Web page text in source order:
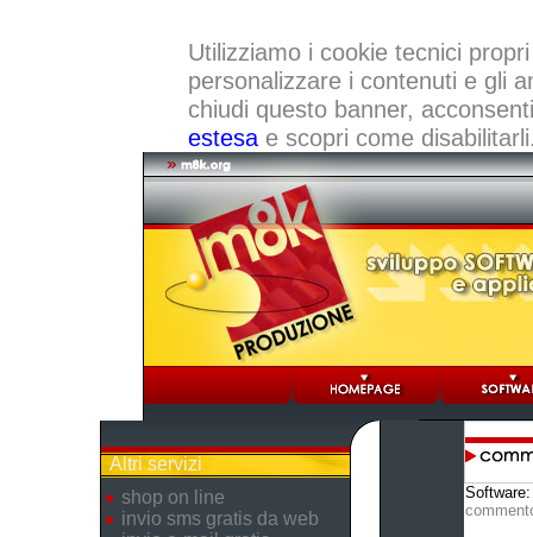
Utilizziamo i cookie tecnici
personalizzare i contenuti e gli
chiudi questo banner,
estesae scopri come
Altri servizi
shop on line
invio sms gratis da web